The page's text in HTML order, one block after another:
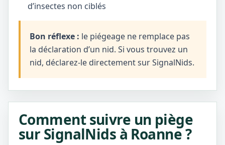
d’insectes non ciblés
Bon réflexe : le piégeage ne remplace pas
la déclaration d’un nid. Si vous trouvez un
nid, déclarez-le directement sur SignalNids.
Comment suivre un piège
sur SignalNids à Roanne ?